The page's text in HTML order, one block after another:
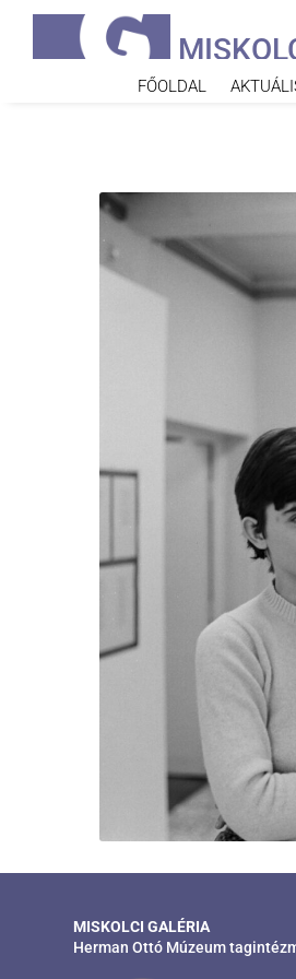
FŐOLDAL
MISKOLCI GALÉRIA
Herman Ottó Múzeum